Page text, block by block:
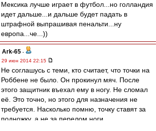
Мексика лучше играет в футбол...но голландия
идет дальше...и дальше будет падать в
штрафной выпрашивая пенальти...ну
европа...че...))
Ark-65 -
29 июн 2014 22:15
Не соглашусь с теми, кто считает, что точки на
Роббене не было. Он прокинул мяч. После
этого защитник въехал ему в ногу. Не сломал
её. Это точно, но этого для назначения не
требуется. Насколько помню, точку ставят за
подножку, а не за перелом ноги.